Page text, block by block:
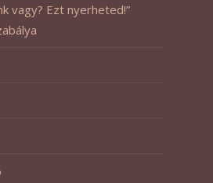
vagy? Ezt nyerheted!”